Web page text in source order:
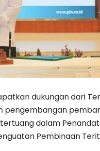
dukungan dari
pengembangan
dalam
Pembinaan